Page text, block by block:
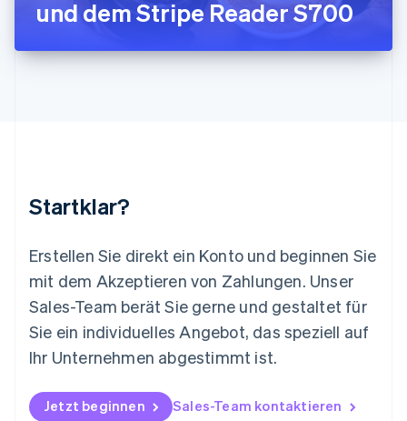
und dem Stripe Reader S700
Startklar?
Erstellen Sie direkt ein Konto und beginnen Sie
mit dem Akzeptieren von Zahlungen. Unser
Sales-Team berät Sie gerne und gestaltet für
Sie ein individuelles Angebot, das speziell auf
Ihr Unternehmen abgestimmt ist.
Jetzt beginnen Sales-Team kontaktieren
Français DeutschEnglish
Malaysia
Malta
Nederlands English
Norwegen
Österreich
Polen
English
Portugal
Português English
Rumänien
Schweden
Svenska English